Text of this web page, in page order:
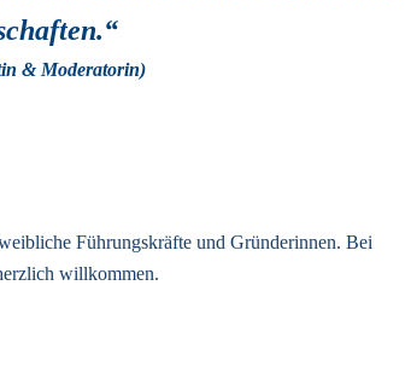
& Moderatorin)
Führungskräfte und Gründerinnen. Bei
willkommen.